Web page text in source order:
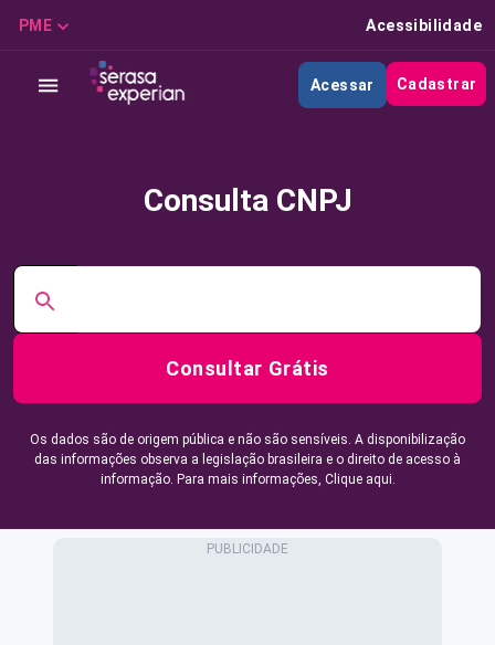
PME Acessibilidade
Acessar Cadastrar
Consulta CNPJ
Consultar Grátis
Os dados são de origem pública e não são sensíveis. A disponibilização
das informações observa a legislação brasileira e o direito de acesso à
informação. Para mais informações, Clique aqui.